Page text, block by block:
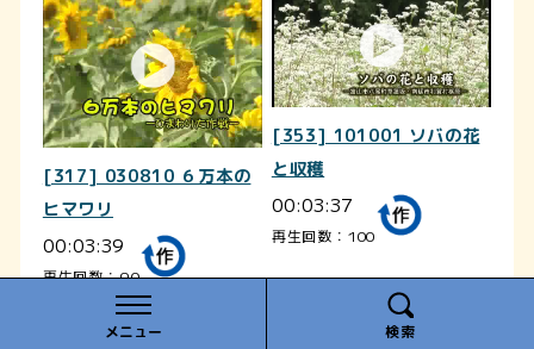
メニュー 検索
[317] 030810 ６万本の
ヒマワリ
00:03:39
再生回数：90
[353] 101001 ソバの花
と収穫
00:03:37
再生回数：100